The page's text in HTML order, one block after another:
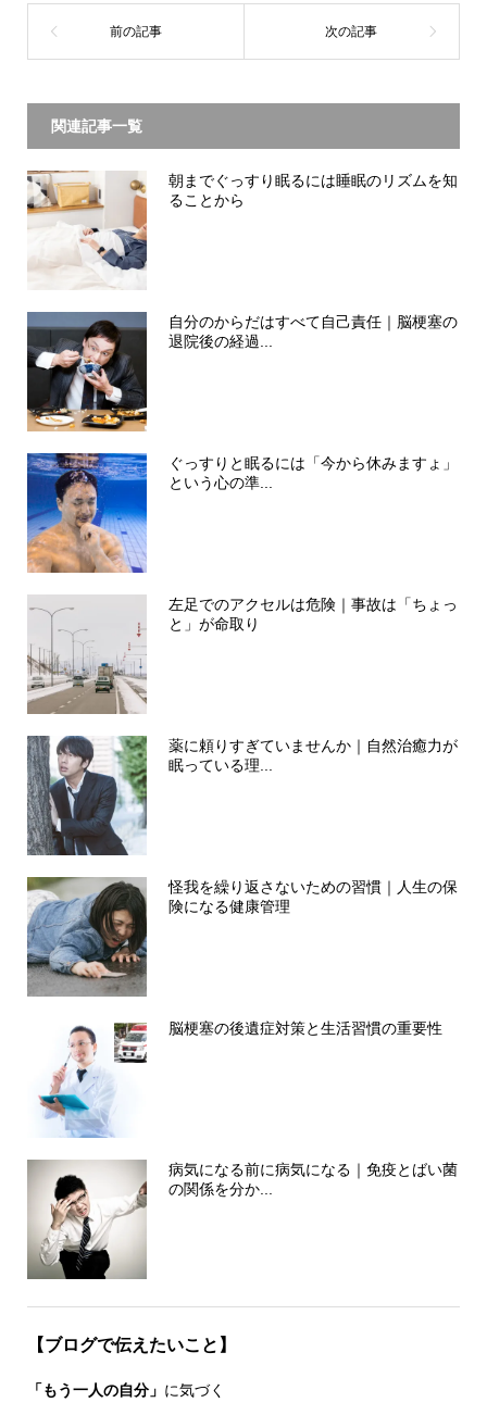
関連記事一覧
朝までぐっすり眠るには睡眠のリズムを知
ることから
自分のからだはすべて自己責任｜脳梗塞の
退院後の経過...
ぐっすりと眠るには「今から休みますょ」
という心の準...
左足でのアクセルは危険｜事故は「ちょっ
と」が命取り
薬に頼りすぎていませんか｜自然治癒力が
眠っている理...
怪我を繰り返さないための習慣｜人生の保
険になる健康管理
脳梗塞の後遺症対策と生活習慣の重要性
病気になる前に病気になる｜免疫とばい菌
の関係を分か...
【ブログで伝えたいこと】
「もう一人の自分」 に気づく